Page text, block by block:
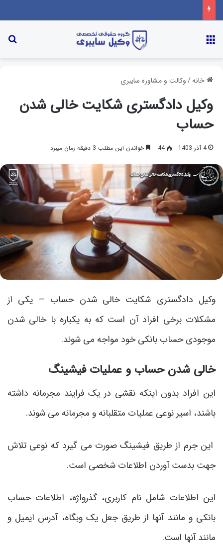
خانه/وکالت و مشاوره سایبری
وکیل دادگستری شکایت خالی شدن
حساب
4 آذر 1403 44 خواندن این مطلب 3 دقیقه زمان میبرد
وکیل دادگستری شکایت خالی شدن حساب – یکی از
مشکلات برخی افراد آن است که به یکباره با خالی شدن
موجودی حساب بانکی خود مواجه می شوند.
خالی شدن حساب و عملیات فیشینگ
این افراد بدون اینکه نقشی در یک فرایند مجرمانه داشته
باشند، اسیر نوعی عملیات متقلبانه و مجرمانه می شوند.
این جرم از طریق فیشینگ صورت می گیرد که نوعی تلاش
جهت بدست آوردن اطلاعات شخصی است.
این اطلاعات شامل نام کاربری، گذرواژه، اطلاعات حساب
بانکی و مانند آنها از طریق جعل یک وبگاه، آدرس ایمیل و
مانند آنها است.